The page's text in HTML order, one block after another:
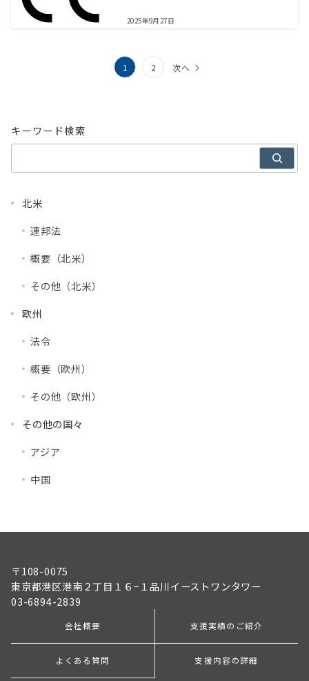
2025年9月27日
ペ
送
り
1 2 次へ
キーワード検索
北米
連邦法
概要（北米）
その他（北米）
欧州
法令
概要（欧州）
その他（欧州）
その他の国々
アジア
中国
〒108-0075
東京都港区港南２丁目１６−１品川イーストワンタワー
03-6894-2839
会社概要 支援実績のご紹介
よくある質問 支援内容の詳細